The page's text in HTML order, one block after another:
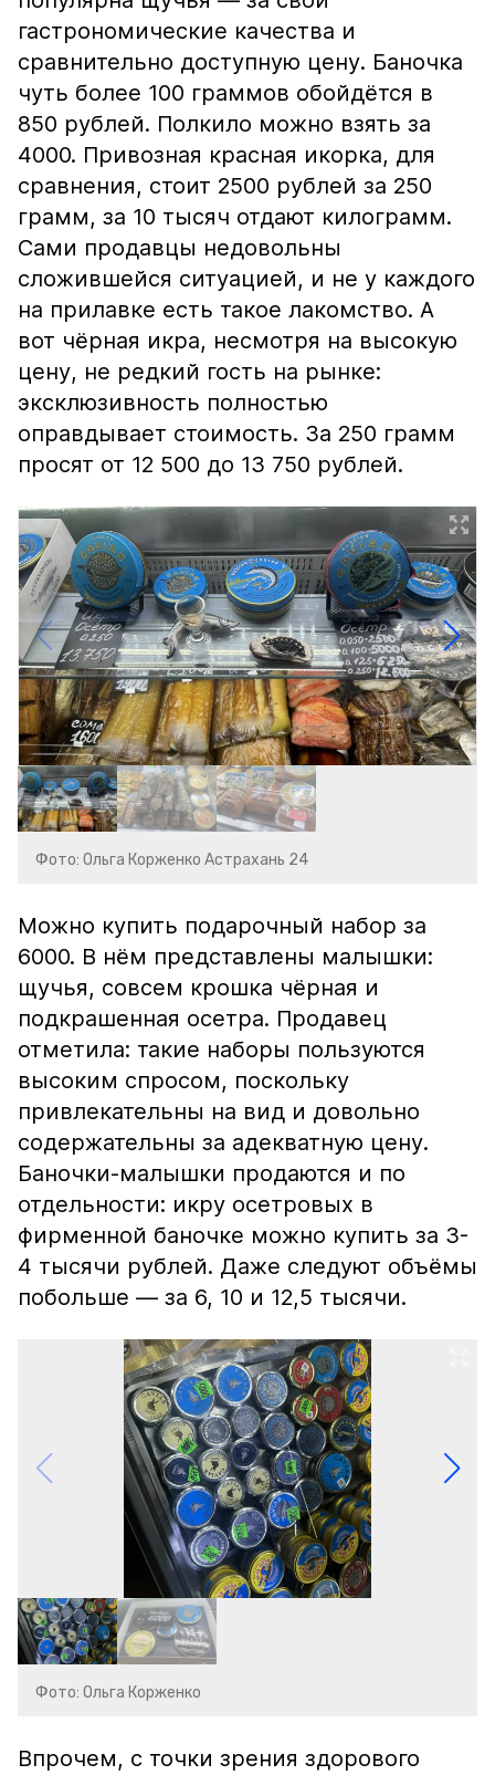
гастрономические качества и
сравнительно доступную цену. Баночка
чуть более 100 граммов обойдётся в
850 рублей. Полкило можно взять за
4000. Привозная красная икорка, для
сравнения, стоит 2500 рублей за 250
грамм, за 10 тысяч отдают килограмм.
Сами продавцы недовольны
сложившейся ситуацией, и не у каждого
на прилавке есть такое лакомство. А
вот чёрная икра, несмотря на высокую
цену, не редкий гость на рынке:
эксклюзивность полностью
оправдывает стоимость. За 250 грамм
просят от 12 500 до 13 750 рублей.
Фото: Ольга Корженко Астрахань 24
Можно купить подарочный набор за
6000. В нём представлены малышки:
щучья, совсем крошка чёрная и
подкрашенная осетра. Продавец
отметила: такие наборы пользуются
высоким спросом, поскольку
привлекательны на вид и довольно
содержательны за адекватную цену.
Баночки-малышки продаются и по
отдельности: икру осетровых в
фирменной баночке можно купить за 3-
4 тысячи рублей. Даже следуют объёмы
побольше — за 6, 10 и 12,5 тысячи.
Фото: Ольга Корженко
Впрочем, с точки зрения здорового